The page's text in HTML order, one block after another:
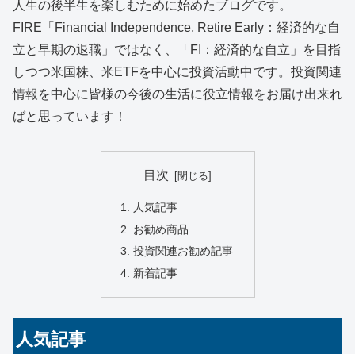
人生の後半生を楽しむために始めたブログです。
FIRE「Financial Independence, Retire Early：経済的な自
立と早期の退職」ではなく、「FI：経済的な自立」を目指
しつつ米国株、米ETFを中心に投資活動中です。投資関連
情報を中心に皆様の今後の生活に役立情報をお届け出来れ
ばと思っています！
目次
人気記事
お勧め商品
投資関連お勧め記事
新着記事
人気記事